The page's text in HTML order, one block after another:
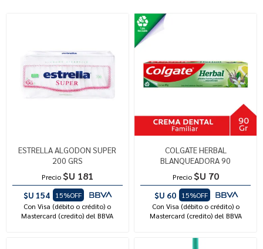
ESTRELLA ALGODON SUPER
200 GRS
Precio $U 181
$U 154
15%OFF
Con Visa (débito o crédito) o
Mastercard (credito) del BBVA
COLGATE HERBAL
BLANQUEADORA 90
Precio $U 70
$U 60
15%OFF
Con Visa (débito o crédito) o
Mastercard (credito) del BBVA